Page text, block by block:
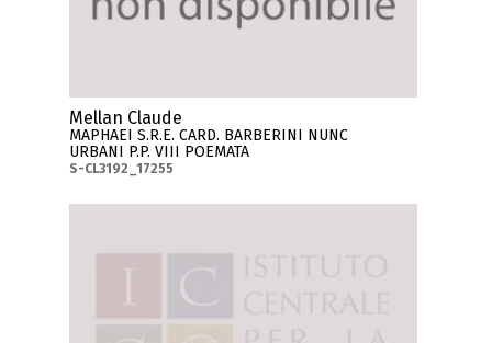
Mellan Claude
MAPHAEI S.R.E. CARD. BARBERINI NUNC
URBANI P.P. VIII POEMATA
S-CL3192_17255